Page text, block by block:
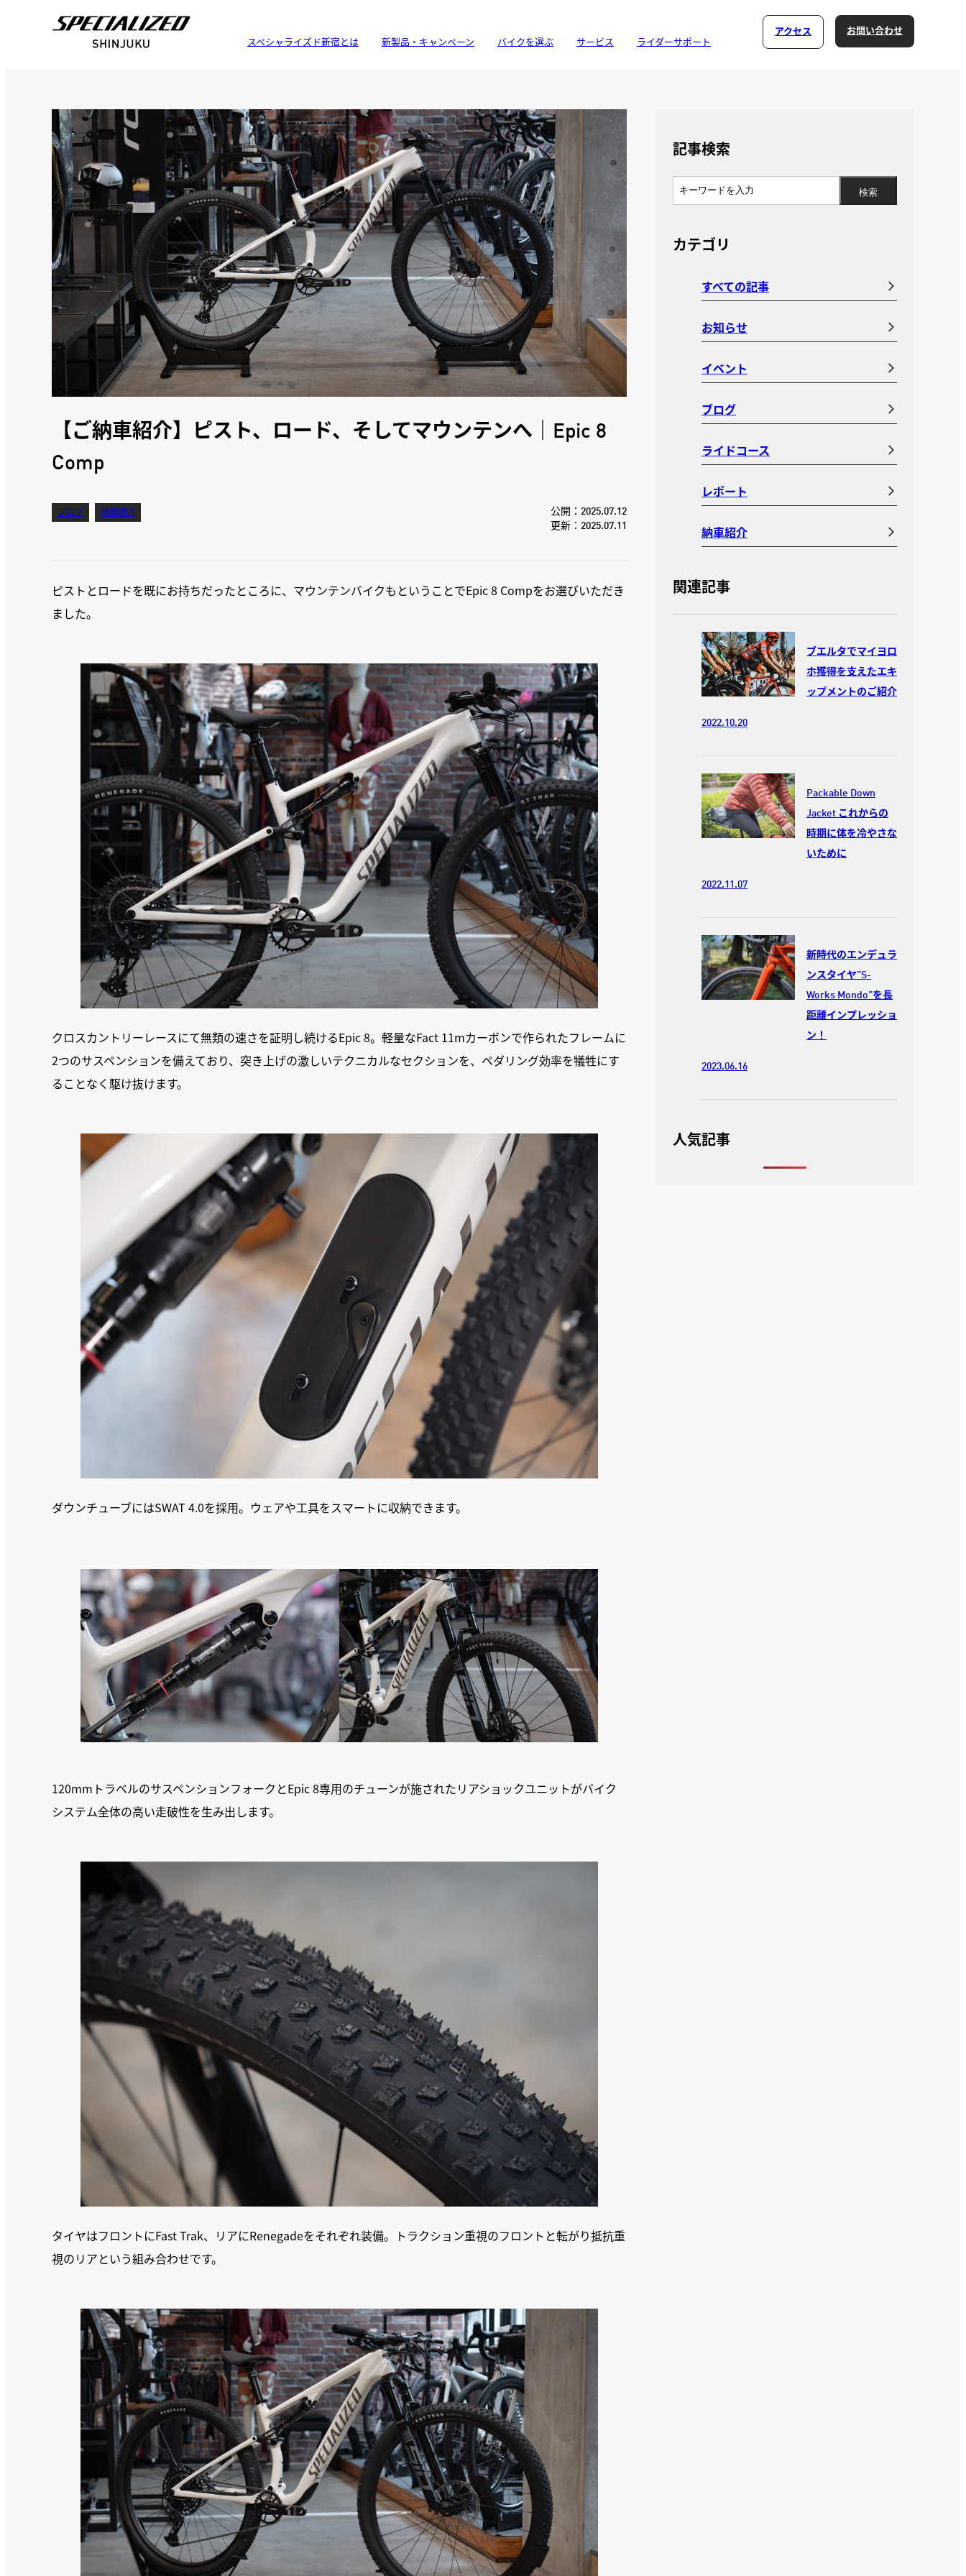
スペシャライズド新宿とは 新製品・キャンペーン バイクを選ぶ サービス ライダーサポート
アクセス お問い合わせ
【ご納車紹介】ピスト、ロード、そしてマウンテンへ｜Epic 8
Comp
ブログ 納車紹介
公開：2025.07.12
更新：2025.07.11
ピストとロードを既にお持ちだったところに、マウンテンバイクもということでEpic 8 Compをお選びいただき
ました。
クロスカントリーレースにて無類の速さを証明し続けるEpic 8。軽量なFact 11mカーボンで作られたフレームに
2つのサスペンションを備えており、突き上げの激しいテクニカルなセクションを、ペダリング効率を犠牲にす
ることなく駆け抜けます。
ダウンチューブにはSWAT 4.0を採用。ウェアや工具をスマートに収納できます。
120mmトラベルのサスペンションフォークとEpic 8専用のチューンが施されたリアショックユニットがバイク
システム全体の高い走破性を生み出します。
タイヤはフロントにFast Trak、リアにRenegadeをそれぞれ装備。トラクション重視のフロントと転がり抵抗重
視のリアという組み合わせです。
記事検索
カテゴリ
すべての記事
お知らせ
イベント
ブログ
ライドコース
レポート
納車紹介
関連記事
ブエルタでマイヨロ
ホ獲得を支えたエキ
ップメントのご紹介
2022.10.20
Packable Down
Jacket これからの
時期に体を冷やさな
いために
2022.11.07
新時代のエンデュラ
ンスタイヤ”S-
Works Mondo”を長
距離インプレッショ
ン！
2023.06.16
人気記事